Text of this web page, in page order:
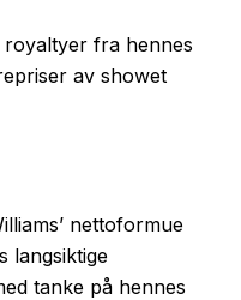
fra hennes
av showet
nettoformue
langsiktige
tanke på hennes